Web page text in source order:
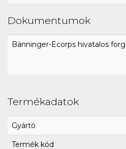
Dokumentumok
Bänninger-Ecorps hivatalos
Termékadatok
Gyártó
Termék kód